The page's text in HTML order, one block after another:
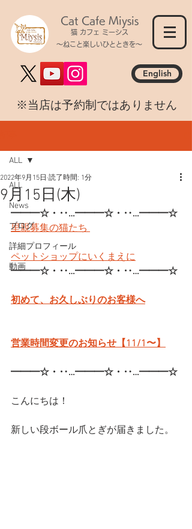
Cat Cafe Miysis
猫 カフェ ミーシス
～ねこと楽しいひとときを～
English
​※当店は予約制ではありません
ALL
News
ブログ
詳細プロフィール
動画
ALL
9月15日(木)
2022年9月15日 読了時間: 1分
━━━☆・‥…━━━☆・‥…━━━☆
里親募集の猫たち
ペットショップにいくまえに
━━━☆・‥…━━━☆・‥…━━━☆
初めて、お久しぶりのお客様へ
営業時間変更のお知らせ【11/1〜】
━━━☆・‥…━━━☆・‥…━━━☆
こんにちは！
新しい段ボール爪とぎが届きました。